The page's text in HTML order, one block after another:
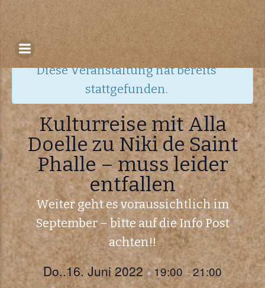
Zum
Inhalt
springen
« Alle Veranstaltungen
Diese Veranstaltung hat bereits
stattgefunden.
Kulturreise mit Alla
Doelle zu Niki de Saint
Phalle – muss leider
entfallen
Weiter geht es voraussichtlich im
September – bitte auf die Info Post
achten!!
Do..16. Juni 2022♦19:00–21:00